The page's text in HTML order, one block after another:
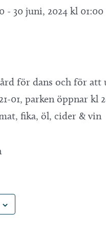
- 30 juni, 2024 kl 01:00
för dans och för att
01, parken öppnar kl
fika, öl, cider & vin